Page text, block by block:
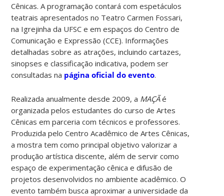
Cênicas.A programação contará com espetáculos
teatrais apresentados no Teatro Carmen Fossari,
na Igrejinha da UFSC e em espaços do Centro de
Comunicação e Expressão (CCE). Informações
detalhadas sobre as atrações, incluindo cartazes,
sinopses e classificação indicativa, podem ser
consultadas na página oficial do evento.
Realizada anualmente desde 2009, a MAÇÃé
organizada pelos estudantes do curso de Artes
Cênicas em parceria com técnicos e professores.
Produzida pelo Centro Acadêmico de Artes Cênicas,
a mostra tem como principal objetivo valorizar a
produção artística discente, além de servir como
espaço de experimentação cênica e difusão de
projetos desenvolvidos no ambiente acadêmico. O
evento também busca aproximar a universidade da